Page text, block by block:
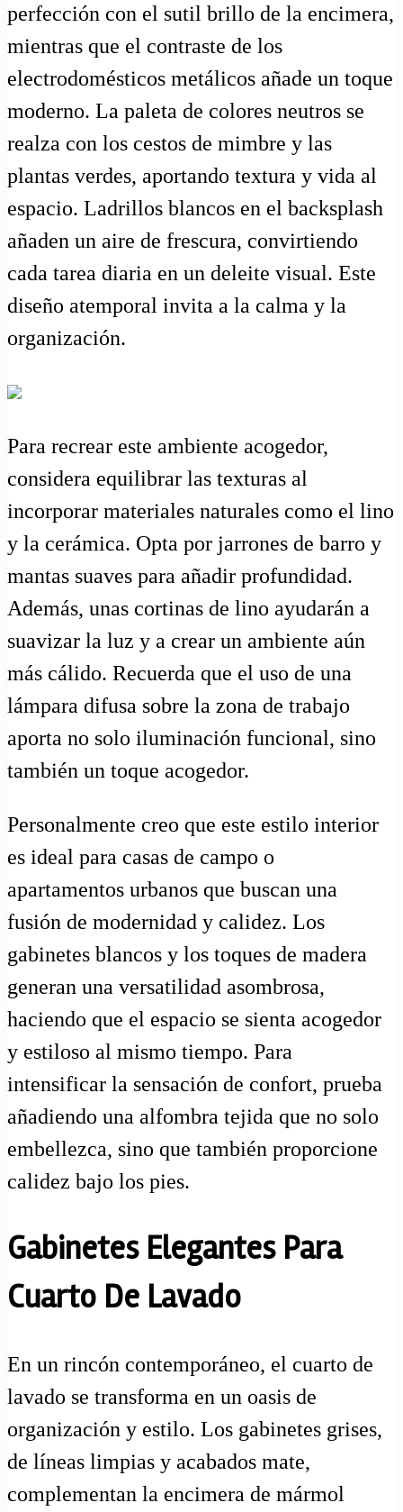
perfección con el sutil brillo de la encimera,
mientras que el contraste de los
electrodomésticos metálicos añade un toque
moderno. La paleta de colores neutros se
realza con los cestos de mimbre y las
plantas verdes, aportando textura y vida al
espacio. Ladrillos blancos en el backsplash
añaden un aire de frescura, convirtiendo
cada tarea diaria en un deleite visual. Este
diseño atemporal invita a la calma y la
organización.
Para recrear este ambiente acogedor,
considera equilibrar las texturas al
incorporar materiales naturales como el lino
y la cerámica. Opta por jarrones de barro y
mantas suaves para añadir profundidad.
Además, unas cortinas de lino ayudarán a
suavizar la luz y a crear un ambiente aún
más cálido. Recuerda que el uso de una
lámpara difusa sobre la zona de trabajo
aporta no solo iluminación funcional, sino
también un toque acogedor.
Personalmente creo que este estilo interior
es ideal para casas de campo o
apartamentos urbanos que buscan una
fusión de modernidad y calidez. Los
gabinetes blancos y los toques de madera
generan una versatilidad asombrosa,
haciendo que el espacio se sienta acogedor
y estiloso al mismo tiempo. Para
intensificar la sensación de confort, prueba
añadiendo una alfombra tejida que no solo
embellezca, sino que también proporcione
calidez bajo los pies.
Gabinetes Elegantes Para
Cuarto De Lavado
En un rincón contemporáneo, el cuarto de
lavado se transforma en un oasis de
organización y estilo. Los gabinetes grises,
de líneas limpias y acabados mate,
complementan la encimera de mármol